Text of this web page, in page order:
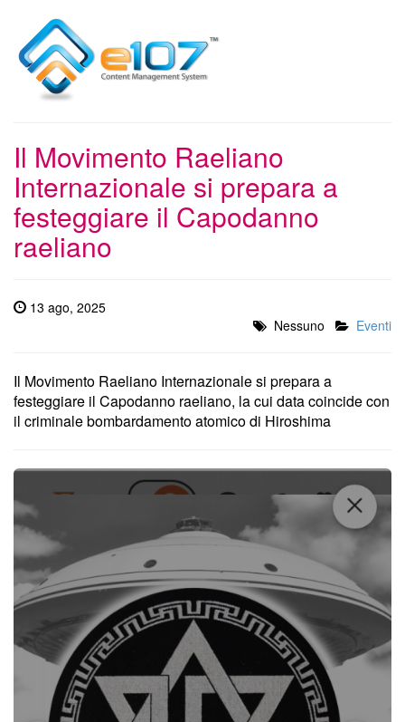
Il Movimento Raeliano
Internazionale si prepara a
festeggiare il Capodanno
raeliano
13 ago, 2025
Nessuno
Eventi
Il Movimento Raeliano Internazionale si prepara a
festeggiare il Capodanno raeliano, la cui data coincide con
il criminale bombardamento atomico di Hiroshima